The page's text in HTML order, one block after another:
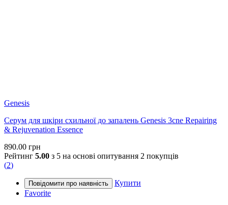
Genesis
Серум для шкіри схильної до запалень Genesis 3cne Repairing
& Rejuvenation Essence
890.00 грн
Рейтинг 5.00 з 5 на основі опитування 2 покупців
(2)
Купити
Favorite